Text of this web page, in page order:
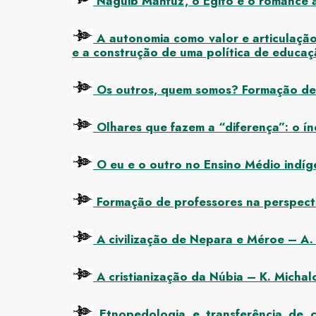
A autonomia como valor e
e a construção de uma política de
Os outros, quem somos? Formação
Olhares que fazem a “diferença”: o
O eu e o outro no Ensino Médio
Formação de professores na
A civilização de Nepara e Méroe – A.
A cristianização da Núbia – K.